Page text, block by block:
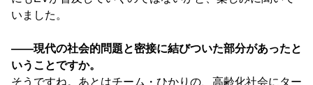
いました。
――現代の社会的問題と密接に結びついた部分があったと
いうことですか。
そうですね。あとはチーム・ひかりの、高齢化社会にター